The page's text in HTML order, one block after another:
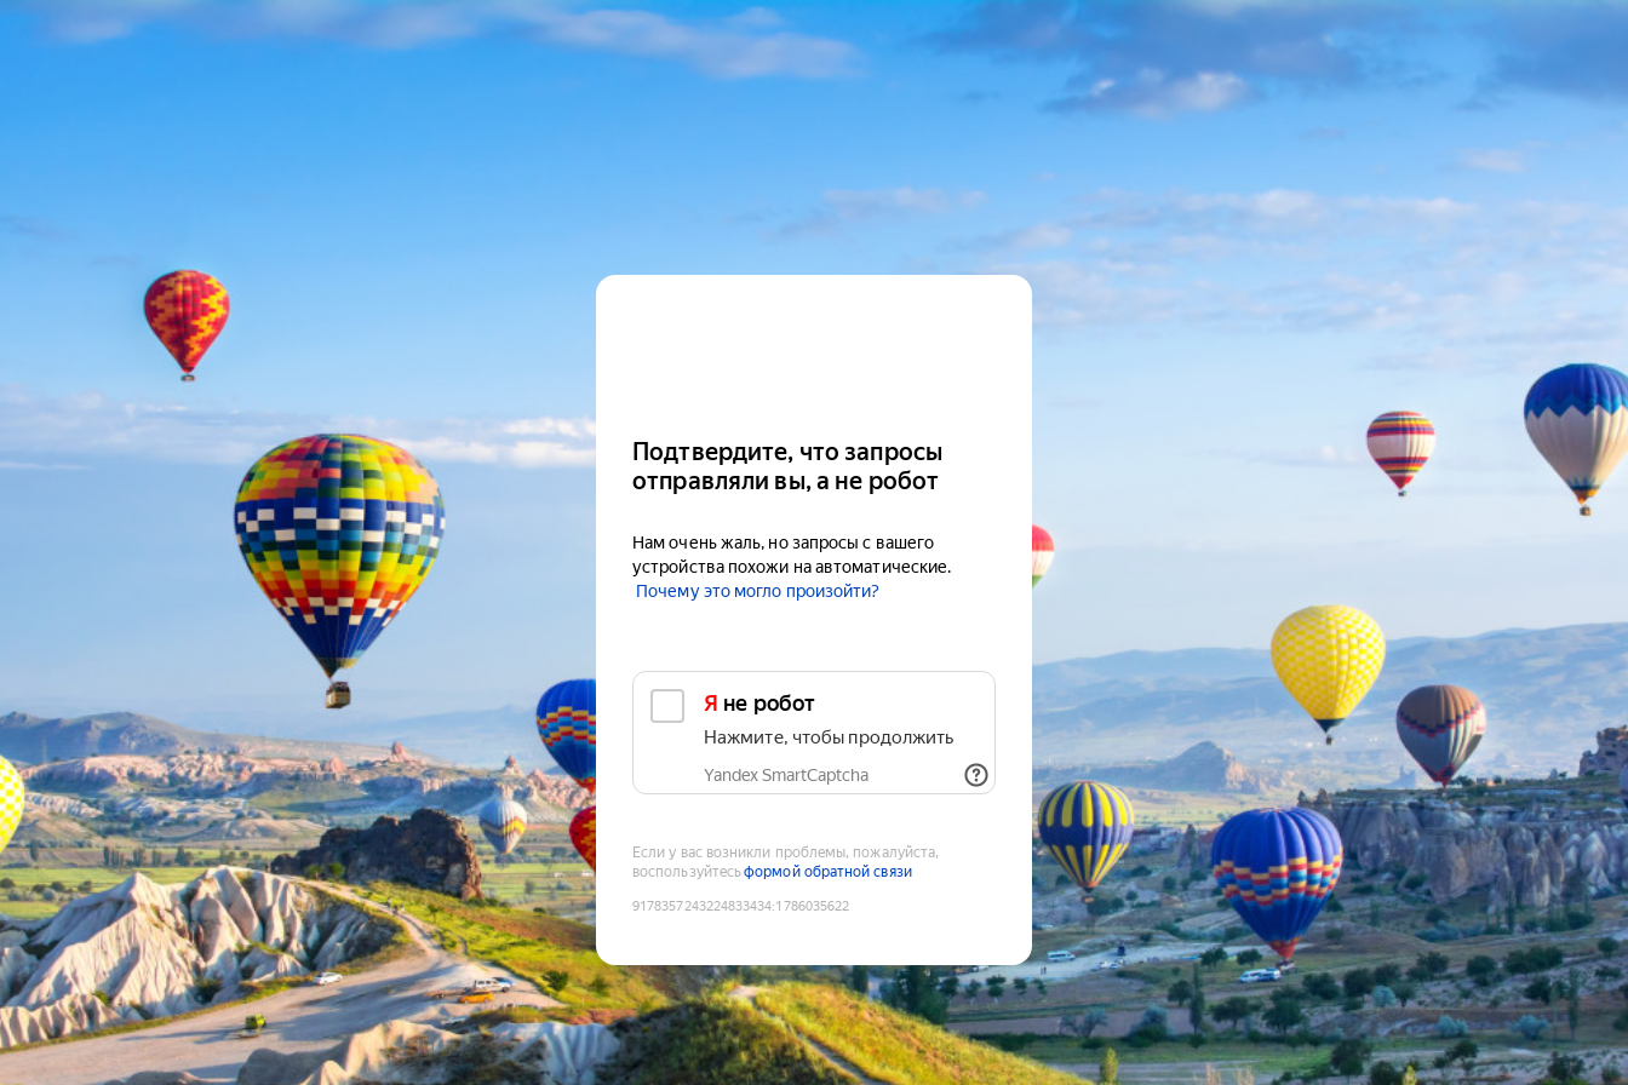
Подтвердите, что запросы
отправляли вы, а не робот
Нам очень жаль, но запросы с вашего
устройства похожи на автоматические.
Почему это могло произойти?
Я не робот
Нажмите, чтобы продолжить
Yandex SmartCaptcha
Если у вас возникли проблемы, пожалуйста,
воспользуйтесьформой обратной связи
9178357243224833434:1786035622